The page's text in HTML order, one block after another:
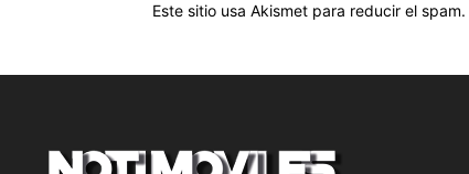
Este sitio usa Akismet para reducir el spam.